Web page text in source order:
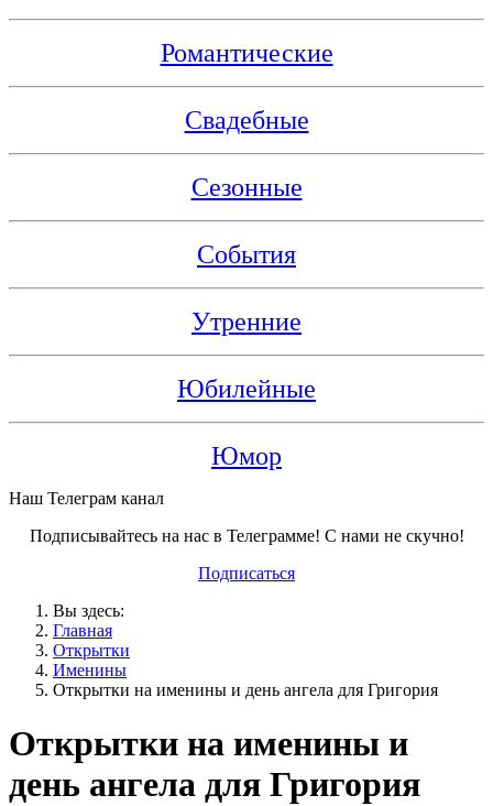
Романтические
Свадебные
Сезонные
События
Утренние
Юбилейные
Юмор
Наш Телеграм канал
Подписывайтесь на нас в Телеграмме! С нами не скучно!
Подписаться
Вы здесь:
Главная
Открытки
Именины
Открытки на именины и день ангела для Григория
Открытки на именины и
день ангела для Григория